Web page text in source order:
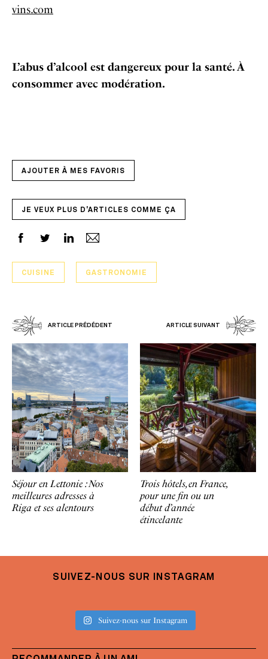
vins.com
L’abus d’alcool est dangereux pour la santé. À
consommer avec modération.
AJOUTER À MES FAVORIS
JE VEUX PLUS D'ARTICLES COMME ÇA
CUISINE GASTRONOMIE
ARTICLE PRÉDÉDENT ARTICLE SUIVANT
Séjour en Lettonie : Nos
meilleures adresses à
Riga et ses alentours
Trois hôtels, en France,
pour une fin ou un
début d’année
étincelante
SUIVEZ-NOUS SUR INSTAGRAM
Suivez-nous sur Instagram